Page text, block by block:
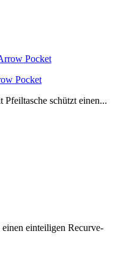
Pocket
schützt einen...
einteiligen Recurve-